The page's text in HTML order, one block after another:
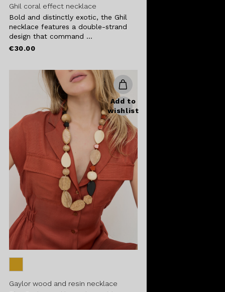
Ghil coral effect necklace
Bold and distinctly exotic, the Ghil
necklace features a double-strand
design that command ...
€30.00
Add to
wishlist
Gaylor wood and resin necklace